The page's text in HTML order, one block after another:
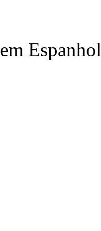
Espanhol